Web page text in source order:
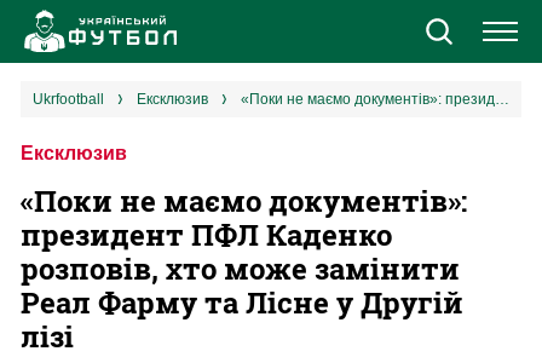
Новини
Єврокубки
УПЛ
ukrfootball ексклюзив «Поки не маємо документів»: президент ПФЛ Каденко розповів, хто може замінити Реал Фарму та Лісне у Другій лізі
Ексклюзив
«Поки не маємо документів»:
президент ПФЛ Каденко
розповів, хто може замінити
Реал Фарму та Лісне у Другій
лізі